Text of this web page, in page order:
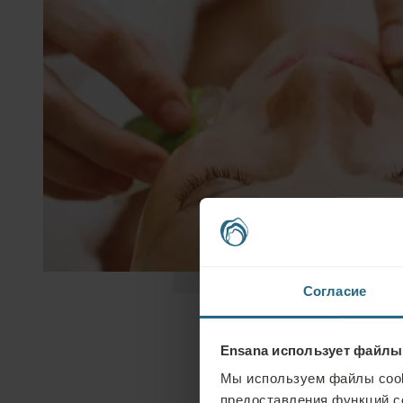
Согласие
Ensana использует
Мы используем файлы